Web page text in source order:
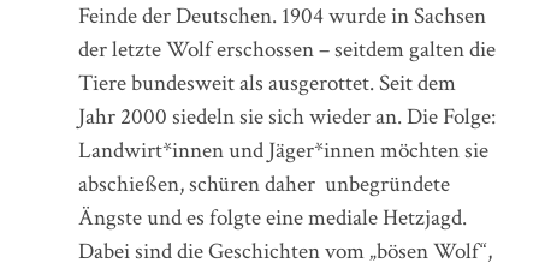
Feinde der Deutschen. 1904 wurde in Sachsen
der letzte Wolf erschossen – seitdem galten die
Tiere bundesweit als ausgerottet. Seit dem
Jahr 2000 siedeln sie sich wieder an. Die Folge:
Landwirt*innen und Jäger*innen möchten sie
abschießen, schüren daher unbegründete
Ängste und es folgte eine mediale Hetzjagd.
Dabei sind die Geschichten vom „bösen Wolf“,